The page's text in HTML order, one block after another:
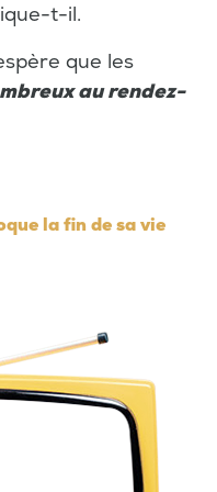
t-il.
que les
au rendez-
la fin de sa vie